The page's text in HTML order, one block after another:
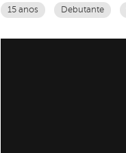
15 anos Debutante